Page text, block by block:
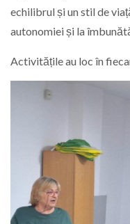
echilibrul și un stil de
autonomiei și la
Activitățile au loc în